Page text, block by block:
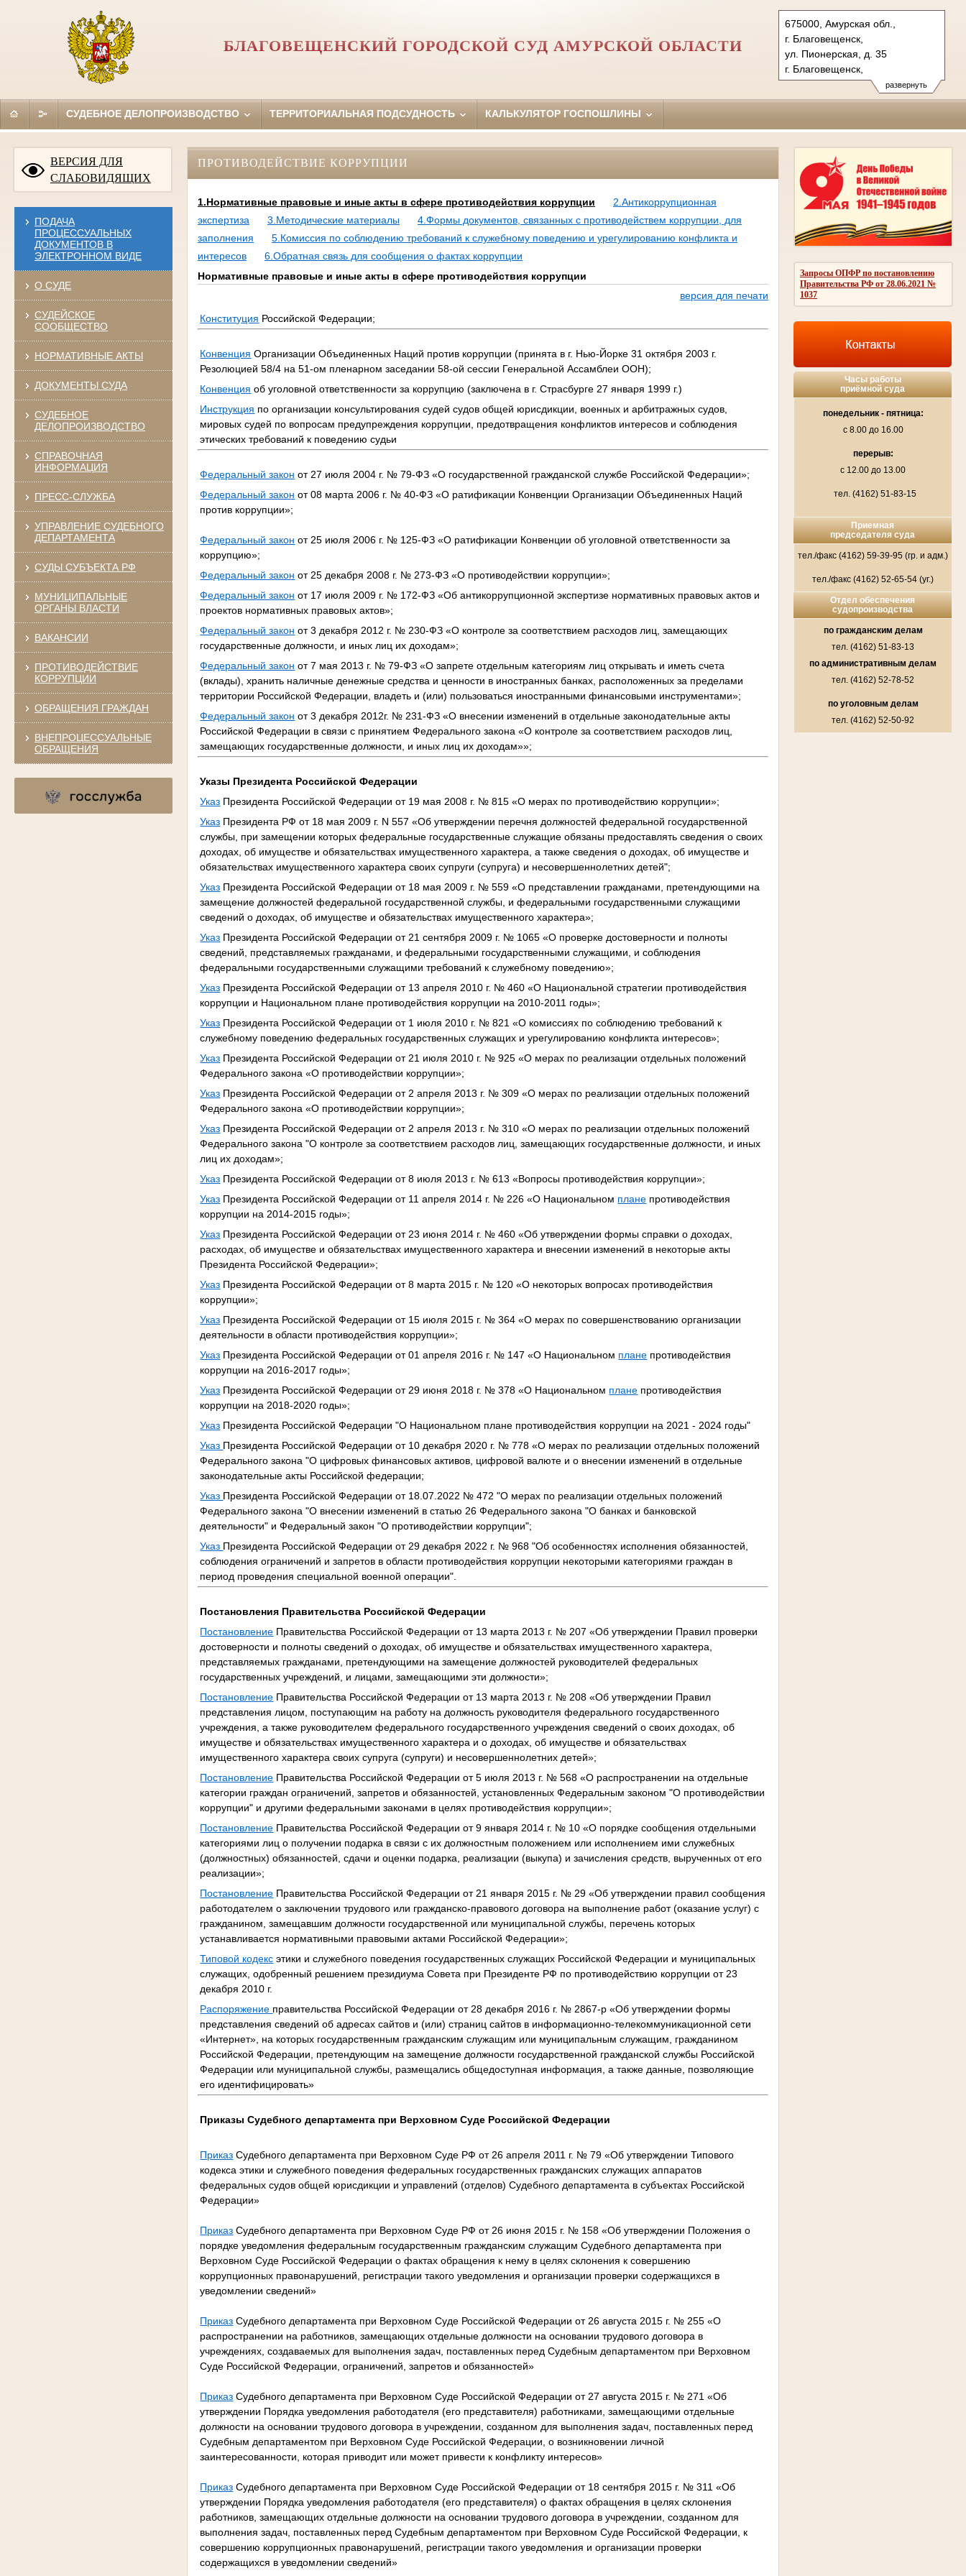
развернуть
675000, Амурская обл.,
г. Благовещенск,
ул. Пионерская, д. 35
г. Благовещенск,
ул. Краснофлотская, д. 137
Тел.: (4162) 59-39-95, 51-83-
26 (уг. 137 (адм. и гр.)
blag-gs.amr@sudrf.ru
БЛАГОВЕЩЕНСКИЙ ГОРОДСКОЙ СУД АМУРСКОЙ ОБЛАСТИ
СУДЕБНОЕ ДЕЛОПРОИЗВОДСТВО ТЕРРИТОРИАЛЬНАЯ ПОДСУДНОСТЬ КАЛЬКУЛЯТОР ГОСПОШЛИНЫ
ВЕРСИЯ ДЛЯ
СЛАБОВИДЯЩИХ
ПОДАЧА
ПРОЦЕССУАЛЬНЫХ
ДОКУМЕНТОВ В
ЭЛЕКТРОННОМ ВИДЕ
О СУДЕ
СУДЕЙСКОЕ
СООБЩЕСТВО
НОРМАТИВНЫЕ АКТЫ
ДОКУМЕНТЫ СУДА
СУДЕБНОЕ
ДЕЛОПРОИЗВОДСТВО
СПРАВОЧНАЯ
ИНФОРМАЦИЯ
ПРЕСС-СЛУЖБА
УПРАВЛЕНИЕ СУДЕБНОГО
ДЕПАРТАМЕНТА
СУДЫ СУБЪЕКТА РФ
МУНИЦИПАЛЬНЫЕ
ОРГАНЫ ВЛАСТИ
ВАКАНСИИ
ПРОТИВОДЕЙСТВИЕ
КОРРУПЦИИ
ОБРАЩЕНИЯ ГРАЖДАН
ВНЕПРОЦЕССУАЛЬНЫЕ
ОБРАЩЕНИЯ
Запросы ОПФР по постановлению
Правительства РФ от 28.06.2021 №
1037
Часы работы
приёмной суда
понедельник - пятница:
с 8.00 до 16.00
перерыв:
с 12.00 до 13.00
тел. (4162) 51-83-15
Приемная
председателя суда
тел./факс (4162) 59-39-95 (гр. и адм.)
тел./факс (4162) 52-65-54 (уг.)
Отдел обеспечения
судопроизводства
по гражданским делам
тел. (4162) 51-83-13
по административным делам
тел. (4162) 52-78-52
по уголовным делам
тел. (4162) 52-50-92
ПРОТИВОДЕЙСТВИЕ КОРРУПЦИИ
1.Нормативные правовые и иные акты в сфере противодействия коррупции
2.Антикоррупционная
экспертиза
3.Методические материалы
4.Формы документов, связанных с противодействем коррупции, для
заполнения
5.Комиссия по соблюдению требований к служебному поведению и урегулированию конфликта и
интересов
6.Обратная связь для сообщения о фактах коррупции
Нормативные правовые и иные акты в сфере противодействия коррупции
версия для печати
Конституция Российской Федерации;
Конвенция Организации Объединенных Наций против коррупции (принята в г. Нью-Йорке 31 октября 2003 г.
Резолюцией 58/4 на 51-ом пленарном заседании 58-ой сессии Генеральной Ассамблеи ООН);
Конвенция об уголовной ответственности за коррупцию (заключена в г. Страсбурге 27 января 1999 г.)
Инструкция по организации консультирования судей судов общей юрисдикции, военных и арбитражных судов,
мировых судей по вопросам предупреждения коррупции, предотвращения конфликтов интересов и соблюдения
этических требований к поведению судьи
Федеральный закон от 27 июля 2004 г. № 79-ФЗ «О государственной гражданской службе Российской Федерации»;
Федеральный закон от 08 марта 2006 г. № 40-ФЗ «О ратификации Конвенции Организации Объединенных Наций
против коррупции»;
Федеральный закон от 25 июля 2006 г. № 125-ФЗ «О ратификации Конвенции об уголовной ответственности за
коррупцию»;
Федеральный закон от 25 декабря 2008 г. № 273-ФЗ «О противодействии коррупции»;
Федеральный закон от 17 июля 2009 г. № 172-ФЗ «Об антикоррупционной экспертизе нормативных правовых актов и
проектов нормативных правовых актов»;
Федеральный закон от 3 декабря 2012 г. № 230-ФЗ «О контроле за соответствием расходов лиц, замещающих
государственные должности, и иных лиц их доходам»;
Федеральный закон от 7 мая 2013 г. № 79-ФЗ «О запрете отдельным категориям лиц открывать и иметь счета
(вклады), хранить наличные денежные средства и ценности в иностранных банках, расположенных за пределами
территории Российской Федерации, владеть и (или) пользоваться иностранными финансовыми инструментами»;
Федеральный закон от 3 декабря 2012г. № 231-ФЗ «О внесении изменений в отдельные законодательные акты
Российской Федерации в связи с принятием Федерального закона «О контроле за соответствием расходов лиц,
замещающих государственные должности, и иных лиц их доходам»»;
Указы Президента Российской Федерации
Указ Президента Российской Федерации от 19 мая 2008 г. № 815 «О мерах по противодействию коррупции»;
Указ Президента РФ от 18 мая 2009 г. N 557 «Об утверждении перечня должностей федеральной государственной
службы, при замещении которых федеральные государственные служащие обязаны предоставлять сведения о своих
доходах, об имуществе и обязательствах имущественного характера, а также сведения о доходах, об имуществе и
обязательствах имущественного характера своих супруги (супруга) и несовершеннолетних детей";
Указ Президента Российской Федерации от 18 мая 2009 г. № 559 «О представлении гражданами, претендующими на
замещение должностей федеральной государственной службы, и федеральными государственными служащими
сведений о доходах, об имуществе и обязательствах имущественного характера»;
Указ Президента Российской Федерации от 21 сентября 2009 г. № 1065 «О проверке достоверности и полноты
сведений, представляемых гражданами, и федеральными государственными служащими, и соблюдения
федеральными государственными служащими требований к служебному поведению»;
Указ Президента Российской Федерации от 13 апреля 2010 г. № 460 «О Национальной стратегии противодействия
коррупции и Национальном плане противодействия коррупции на 2010-2011 годы»;
Указ Президента Российской Федерации от 1 июля 2010 г. № 821 «О комиссиях по соблюдению требований к
служебному поведению федеральных государственных служащих и урегулированию конфликта интересов»;
Указ Президента Российской Федерации от 21 июля 2010 г. № 925 «О мерах по реализации отдельных положений
Федерального закона «О противодействии коррупции»;
Указ Президента Российской Федерации от 2 апреля 2013 г. № 309 «О мерах по реализации отдельных положений
Федерального закона «О противодействии коррупции»;
Указ Президента Российской Федерации от 2 апреля 2013 г. № 310 «О мерах по реализации отдельных положений
Федерального закона "О контроле за соответствием расходов лиц, замещающих государственные должности, и иных
лиц их доходам»;
Указ Президента Российской Федерации от 8 июля 2013 г. № 613 «Вопросы противодействия коррупции»;
Указ Президента Российской Федерации от 11 апреля 2014 г. № 226 «О Национальном плане противодействия
коррупции на 2014-2015 годы»;
Указ Президента Российской Федерации от 23 июня 2014 г. № 460 «Об утверждении формы справки о доходах,
расходах, об имуществе и обязательствах имущественного характера и внесении изменений в некоторые акты
Президента Российской Федерации»;
Указ Президента Российской Федерации от 8 марта 2015 г. № 120 «О некоторых вопросах противодействия
коррупции»;
Указ Президента Российской Федерации от 15 июля 2015 г. № 364 «О мерах по совершенствованию организации
деятельности в области противодействия коррупции»;
Указ Президента Российской Федерации от 01 апреля 2016 г. № 147 «О Национальном плане противодействия
коррупции на 2016-2017 годы»;
Указ Президента Российской Федерации от 29 июня 2018 г. № 378 «О Национальном плане противодействия
коррупции на 2018-2020 годы»;
Указ Президента Российской Федерации "О Национальном плане противодействия коррупции на 2021 - 2024 годы"
Указ Президента Российской Федерации от 10 декабря 2020 г. № 778 «О мерах по реализации отдельных положений
Федерального закона "О цифровых финансовых активов, цифровой валюте и о внесении изменений в отдельные
законодательные акты Российской федерации;
Указ Президента Российской Федерации от 18.07.2022 № 472 "О мерах по реализации отдельных положений
Федерального закона "О внесении изменений в статью 26 Федерального закона "О банках и банковской
деятельности" и Федеральный закон "О противодействии коррупции";
Указ Президента Российской Федерации от 29 декабря 2022 г. № 968 "Об особенностях исполнения обязанностей,
соблюдения ограничений и запретов в области противодействия коррупции некоторыми категориями граждан в
период проведения специальной военной операции".
Постановления Правительства Российской Федерации
Постановление Правительства Российской Федерации от 13 марта 2013 г. № 207 «Об утверждении Правил проверки
достоверности и полноты сведений о доходах, об имуществе и обязательствах имущественного характера,
представляемых гражданами, претендующими на замещение должностей руководителей федеральных
государственных учреждений, и лицами, замещающими эти должности»;
Постановление Правительства Российской Федерации от 13 марта 2013 г. № 208 «Об утверждении Правил
представления лицом, поступающим на работу на должность руководителя федерального государственного
учреждения, а также руководителем федерального государственного учреждения сведений о своих доходах, об
имуществе и обязательствах имущественного характера и о доходах, об имуществе и обязательствах
имущественного характера своих супруга (супруги) и несовершеннолетних детей»;
Постановление Правительства Российской Федерации от 5 июля 2013 г. № 568 «О распространении на отдельные
категории граждан ограничений, запретов и обязанностей, установленных Федеральным законом "О противодействии
коррупции" и другими федеральными законами в целях противодействия коррупции»;
Постановление Правительства Российской Федерации от 9 января 2014 г. № 10 «О порядке сообщения отдельными
категориями лиц о получении подарка в связи с их должностным положением или исполнением ими служебных
(должностных) обязанностей, сдачи и оценки подарка, реализации (выкупа) и зачисления средств, вырученных от его
реализации»;
Постановление Правительства Российской Федерации от 21 января 2015 г. № 29 «Об утверждении правил сообщения
работодателем о заключении трудового или гражданско-правового договора на выполнение работ (оказание услуг) с
гражданином, замещавшим должности государственной или муниципальной службы, перечень которых
устанавливается нормативными правовыми актами Российской Федерации»;
Типовой кодекс этики и служебного поведения государственных служащих Российской Федерации и муниципальных
служащих, одобренный решением президиума Совета при Президенте РФ по противодействию коррупции от 23
декабря 2010 г.
Распоряжение правительства Российской Федерации от 28 декабря 2016 г. № 2867-р «Об утверждении формы
представления сведений об адресах сайтов и (или) страниц сайтов в информационно-телекоммуникационной сети
«Интернет», на которых государственным гражданским служащим или муниципальным служащим, гражданином
Российской Федерации, претендующим на замещение должности государственной гражданской службы Российской
Федерации или муниципальной службы, размещались общедоступная информация, а также данные, позволяющие
его идентифицировать»
Приказы Судебного департамента при Верховном Суде Российской Федерации
Приказ Судебного департамента при Верховном Суде РФ от 26 апреля 2011 г. № 79 «Об утверждении Типового
кодекса этики и служебного поведения федеральных государственных гражданских служащих аппаратов
федеральных судов общей юрисдикции и управлений (отделов) Судебного департамента в субъектах Российской
Федерации»
Приказ Судебного департамента при Верховном Суде РФ от 26 июня 2015 г. № 158 «Об утверждении Положения о
порядке уведомления федеральным государственным гражданским служащим Судебного департамента при
Верховном Суде Российской Федерации о фактах обращения к нему в целях склонения к совершению
коррупционных правонарушений, регистрации такого уведомления и организации проверки содержащихся в
уведомлении сведений»
Приказ Судебного департамента при Верховном Суде Российской Федерации от 26 августа 2015 г. № 255 «О
распространении на работников, замещающих отдельные должности на основании трудового договора в
учреждениях, создаваемых для выполнения задач, поставленных перед Судебным департаментом при Верховном
Суде Российской Федерации, ограничений, запретов и обязанностей»
Приказ Судебного департамента при Верховном Суде Российской Федерации от 27 августа 2015 г. № 271 «Об
утверждении Порядка уведомления работодателя (его представителя) работниками, замещающими отдельные
должности на основании трудового договора в учреждении, созданном для выполнения задач, поставленных перед
Судебным департаментом при Верховном Суде Российской Федерации, о возникновении личной
заинтересованности, которая приводит или может привести к конфликту интересов»
Приказ Судебного департамента при Верховном Суде Российской Федерации от 18 сентября 2015 г. № 311 «Об
утверждении Порядка уведомления работодателя (его представителя) о фактах обращения в целях склонения
работников, замещающих отдельные должности на основании трудового договора в учреждении, созданном для
выполнения задач, поставленных перед Судебным департаментом при Верховном Суде Российской Федерации, к
совершению коррупционных правонарушений, регистрации такого уведомления и организации проверки
содержащихся в уведомлении сведений»